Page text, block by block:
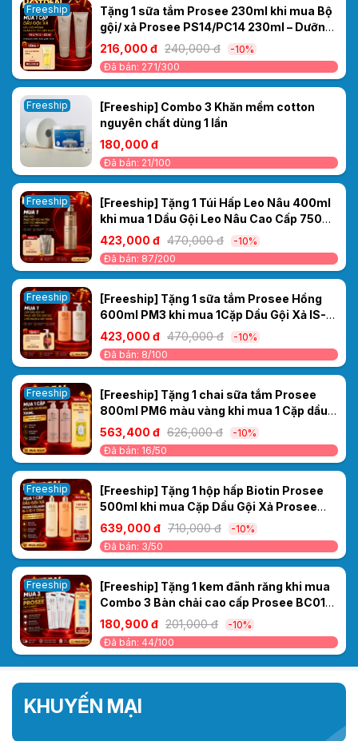
Freeship
Tặng 1 sữa tắm Prosee 230ml khi mua Bộ
gội/ xả Prosee PS14/PC14 230ml – Dưỡng
tóc mềm mượt, giảm xơ rối
216,000 đ 240,000 đ
-10%
Đã bán: 271/300
Freeship
[Freeship] Combo 3 Khăn mềm cotton
nguyên chất dùng 1 lần
180,000 đ
Đã bán: 21/100
Freeship
[Freeship] Tặng 1 Túi Hấp Leo Nâu 400ml
khi mua 1 Dầu Gội Leo Nâu Cao Cấp 750ml
– Phục Hồi Tóc Hư Tổn, Cho Tóc Mềm
Mượt
423,000 đ 470,000 đ
-10%
Đã bán: 87/200
Freeship
[Freeship] Tặng 1 sữa tắm Prosee Hồng
600ml PM3 khi mua 1Cặp Dầu Gội Xả IS-
4/IC-4 Prosee Collagen 460ml – Phục Hồi
Tóc Khô Xơ, Chẻ Ngọn & Gãy Rụng
423,000 đ 470,000 đ
-10%
Đã bán: 8/100
Freeship
[Freeship] Tặng 1 chai sữa tắm Prosee
800ml PM6 màu vàng khi mua 1 Cặp dầu
gội xả Sakura Prosee PS3/PC3 700ml -
Phục hồi, suôn mượt thơm bền mùi.
563,400 đ 626,000 đ
-10%
Đã bán: 16/50
Freeship
[Freeship] Tặng 1 hộp hấp Biotin Prosee
500ml khi mua Cặp Dầu Gội Xả Prosee
Collagen IS-1/IC-1 730ml – Phục Hồi Tóc
Khô Xơ, Chẻ Ngọn & Gãy Rụng
639,000 đ 710,000 đ
-10%
Đã bán: 3/50
Freeship
[Freeship] Tặng 1 kem đãnh răng khi mua
Combo 3 Bàn chải cao cấp Prosee BC01
(Vỉ 2 chiếc)
180,900 đ 201,000 đ
-10%
Đã bán: 44/100
KHUYẾN MẠI